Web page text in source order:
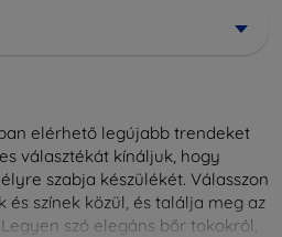
elérhető legújabb trendeket
választékát kínáljuk, hogy
szabja készülékét. Válasszon
színek közül, és találja meg az
szó elegáns bőr tokokról,